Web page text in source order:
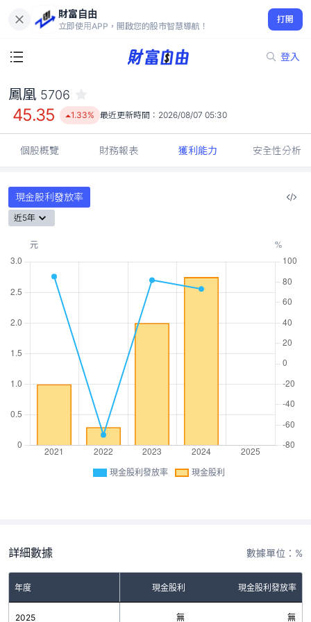
財富自由
立即使用APP，開啟您的股市智慧導航！
打開
登入
45.35
1.33%
鳳凰 5706
45.35 1.33% 最近更新時間： 2026/08/07 05:30
個股概覽 財務報表 獲利能力 安全性分析
現金股利發放率
近5年
現金股利發放率 現金股利
詳細數據 數據單位：%
年度 現金股利 現金股利發放率
2025 無 無